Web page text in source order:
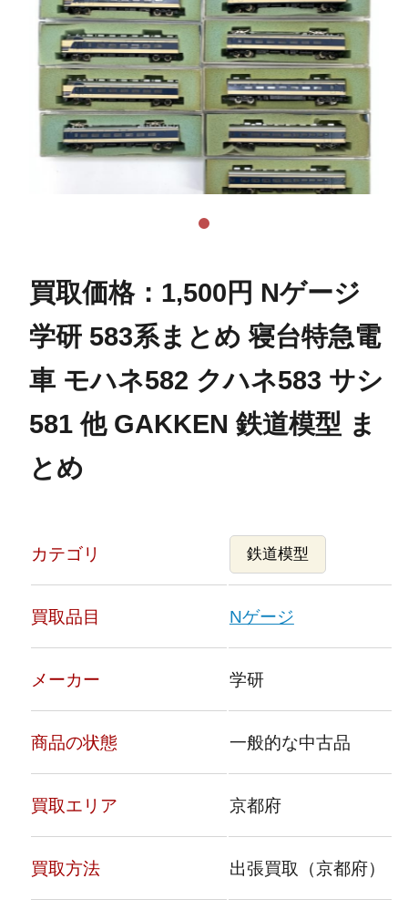
買取価格：1,500円 Nゲージ
学研 583系まとめ 寝台特急電
車 モハネ582 クハネ583 サシ
581 他 GAKKEN 鉄道模型 ま
とめ
カテゴリ 鉄道模型
買取品目 Nゲージ
メーカー 学研
商品の状態 一般的な中古品
買取エリア 京都府
買取方法 出張買取（京都府）